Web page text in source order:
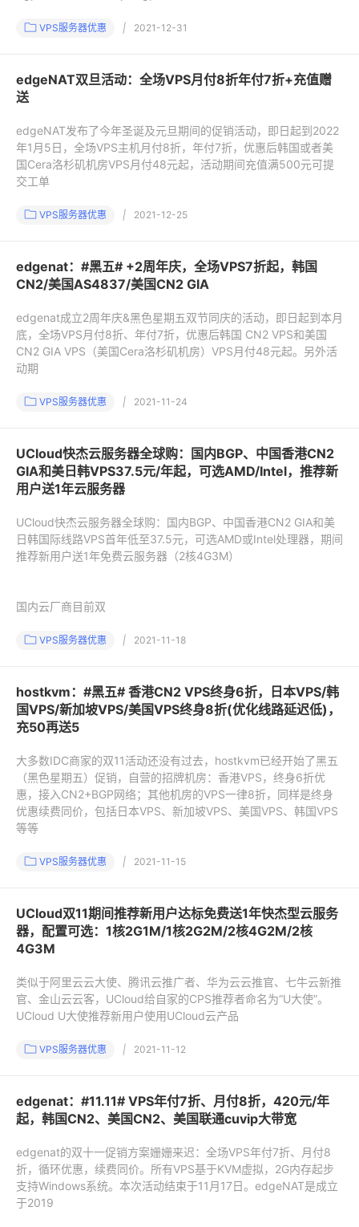
VPS服务器优惠 | 2021-12-31
edgeNAT双旦活动：全场VPS月付8折年付7折+充值赠
送
edgeNAT发布了今年圣诞及元旦期间的促销活动，即日起到2022
年1月5日，全场VPS主机月付8折，年付7折，优惠后韩国或者美
国Cera洛杉矶机房VPS月付48元起，活动期间充值满500元可提
交工单
VPS服务器优惠 | 2021-12-25
edgenat：#黑五# +2周年庆，全场VPS7折起，韩国
CN2/美国AS4837/美国CN2 GIA
edgenat成立2周年庆&黑色星期五双节同庆的活动，即日起到本月
底，全场VPS月付8折、年付7折，优惠后韩国 CN2 VPS和美国
CN2 GIA VPS（美国Cera洛杉矶机房）VPS月付48元起。另外活
动期
VPS服务器优惠 | 2021-11-24
UCloud快杰云服务器全球购：国内BGP、中国香港CN2
GIA和美日韩VPS37.5元/年起，可选AMD/Intel，推荐新
用户送1年云服务器
UCloud快杰云服务器全球购：国内BGP、中国香港CN2 GIA和美
日韩国际线路VPS首年低至37.5元，可选AMD或Intel处理器，期间
推荐新用户送1年免费云服务器（2核4G3M）
国内云厂商目前双
VPS服务器优惠 | 2021-11-18
hostkvm：#黑五# 香港CN2 VPS终身6折，日本VPS/韩
国VPS/新加坡VPS/美国VPS终身8折(优化线路延迟低)，
充50再送5
大多数IDC商家的双11活动还没有过去，hostkvm已经开始了黑五
（黑色星期五）促销，自营的招牌机房：香港VPS，终身6折优
惠，接入CN2+BGP网络；其他机房的VPS一律8折，同样是终身
优惠续费同价，包括日本VPS、新加坡VPS、美国VPS、韩国VPS
等等
VPS服务器优惠 | 2021-11-15
UCloud双11期间推荐新用户达标免费送1年快杰型云服务
器，配置可选：1核2G1M/1核2G2M/2核4G2M/2核
4G3M
类似于阿里云云大使、腾讯云推广者、华为云云推官、七牛云新推
官、金山云云客，UCloud给自家的CPS推荐者命名为“U大使”。
UCloud U大使推荐新用户使用UCloud云产品
VPS服务器优惠 | 2021-11-12
edgenat：#11.11# VPS年付7折、月付8折，420元/年
起，韩国CN2、美国CN2、美国联通cuvip大带宽
edgenat的双十一促销方案姗姗来迟：全场VPS年付7折、月付8
折，循环优惠，续费同价。所有VPS基于KVM虚拟，2G内存起步
支持Windows系统。本次活动结束于11月17日。edgeNAT是成立
于2019